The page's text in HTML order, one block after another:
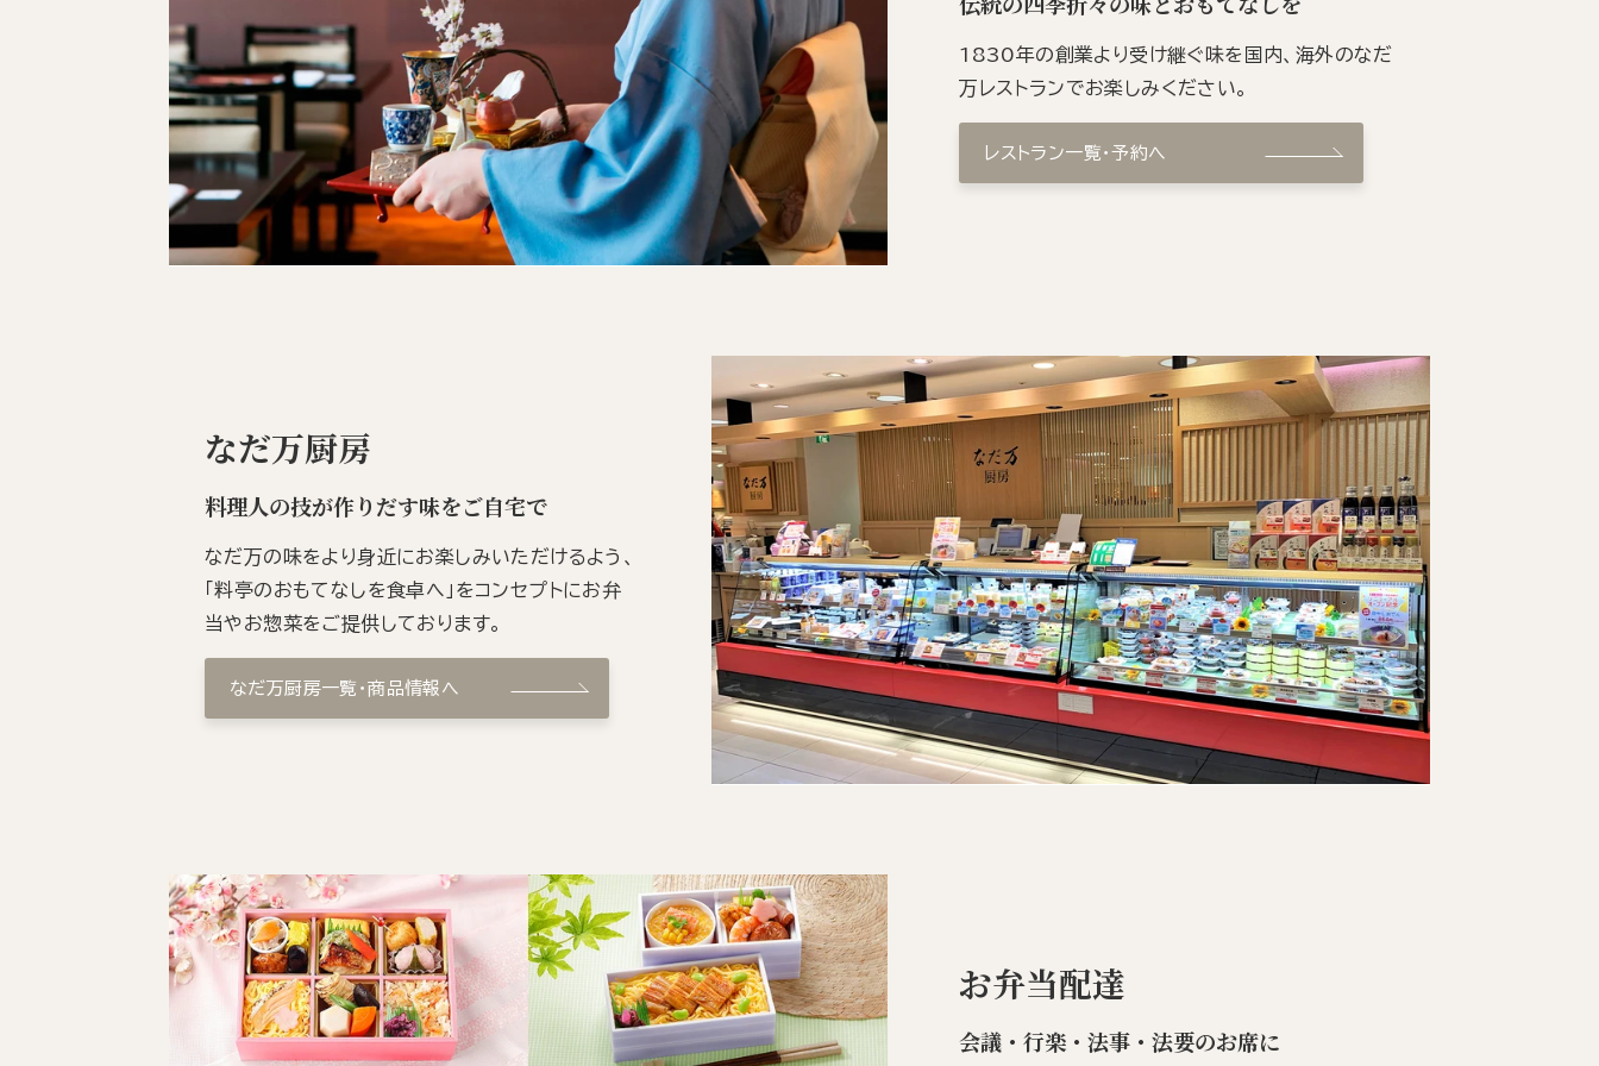
1830年の創業より受け継ぐ味を国内、海外のなだ
万レストランでお楽しみください。
レストラン一覧・予約へ
なだ万厨房
料理人の技が作りだす味をご自宅で
なだ万の味をより身近にお楽しみいただけるよう、
「料亭のおもてなしを食卓へ」をコンセプトにお弁
当やお惣菜をご提供しております。
なだ万厨房一覧・商品情報へ
お弁当配達
会議・行楽・法事・法要のお席に